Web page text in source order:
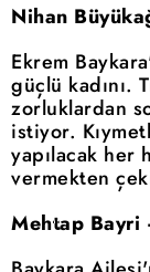
Nihan
Ekrem
güçlü kadını.
zorluklardan
istiyor.
yapılacak her
vermekten
Mehtap Bayri